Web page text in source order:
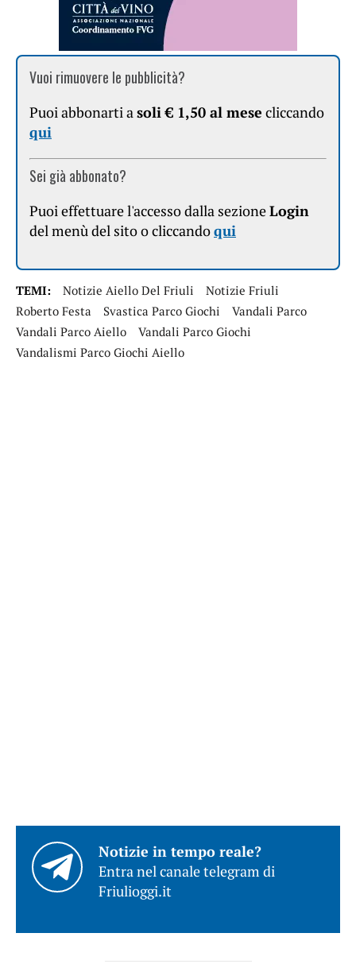
Vuoi rimuovere le pubblicità?
Puoi abbonarti asoli € 1,50 al mese cliccando
qui
Sei già abbonato?
Puoi effettuare l'accesso dalla sezioneLogin
del menù del sito o cliccandoqui
TEMI: Notizie Aiello Del Friuli
Notizie Friuli
Roberto Festa
Svastica Parco Giochi
Vandali Parco
Vandali Parco Aiello
Vandali Parco Giochi
Vandalismi Parco Giochi Aiello
Notizie in tempo reale?
Entra nel canale telegram di
Friulioggi.it